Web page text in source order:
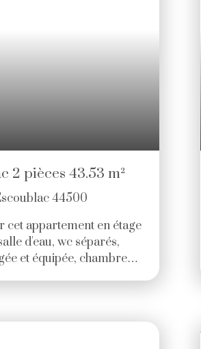
2 pièces 43.53 m²
44500
cet appartement en étage
d'eau, wc séparés,
et équipée, chambre
annuelles : 854.